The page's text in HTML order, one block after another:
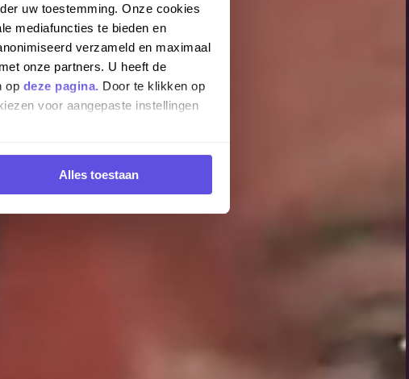
uw toestemming. Onze cookies
mediafuncties te bieden en
verzameld en maximaal
onze partners. U heeft de
op deze pagina. Door te klikken op
voor aangepaste instellingen
Alles toestaan